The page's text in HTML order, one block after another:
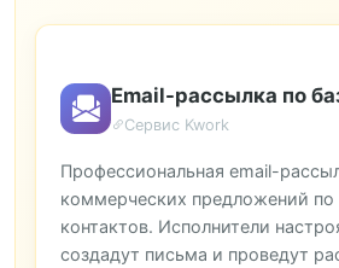
Email-рассылка по
Сервис Kwork
Профессиональная email-
коммерческих предложений по
контактов. Исполнители
создадут письма и проведут